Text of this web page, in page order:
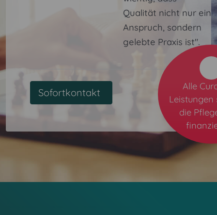
Qualität nicht nur ein
Anspruch, sondern
gelebte Praxis ist".
Sofortkontakt
Alle
Leistungen
die